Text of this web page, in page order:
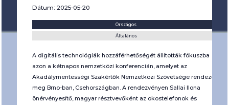
Dátum: 2025-05-20
Országos
Általános
A digitális technológiák hozzáférhetőségét állították fókuszba
azon a kétnapos nemzetközi konferencián, amelyet az
Akadálymentességi Szakértők Nemzetközi Szövetsége rendezett
meg Brno-ban, Csehországban. A rendezvényen Sallai Ilona
önérvényesítő, magyar résztvevőként az okostelefonok és